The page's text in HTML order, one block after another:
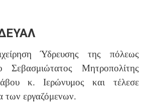
Ύδρευσης της πόλεως
Μητροπολίτης
κ. Ιερώνυμος και τέλεσε
των εργαζόμενων.